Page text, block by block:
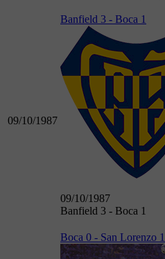
09/10/1987
Banfield 3 - Boca 1
09/10/1987
Banfield 3 - Boca 1
Boca 0 - San Lorenzo 1